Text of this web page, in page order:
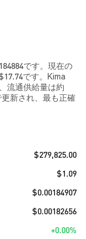
です。現在の
です。Kima
流通供給量は約
新され、最も正確
$279,825.00
$1.09
$0.00184907
$0.00182656
+0.00%